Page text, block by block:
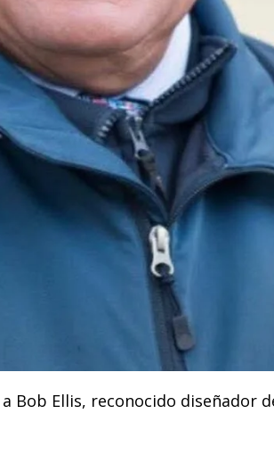
Bob Ellis, reconocido diseñador